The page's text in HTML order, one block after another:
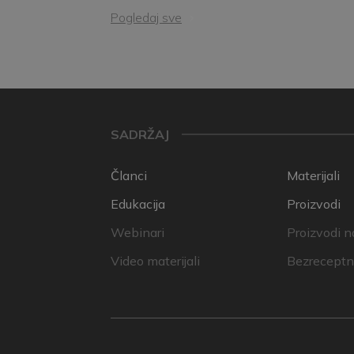
Pogledaj sve
SADRŽAJ
Članci
Edukacija
Webinari
Video materijali
Materijali
Proizvodi
Proizvodi